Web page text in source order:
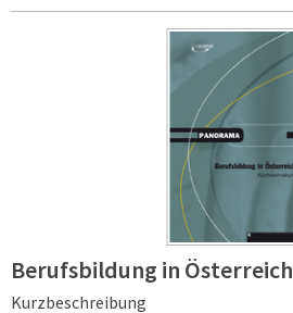
Berufsbildung in Österreich
Kurzbeschreibung